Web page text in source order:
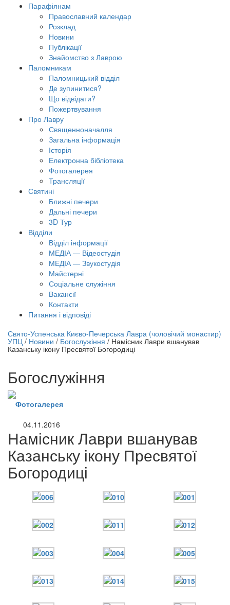
Парафіянам
Православний календар
Розклад
Новини
Публікації
Знайомство з Лаврою
Паломникам
Паломницький відділ
Де зупинитися?
Що відвідати?
Пожертвування
Про Лавру
Священноначалля
Загальна інформація
Історія
Електронна бібліотека
Фотогалерея
Трансляцiї
Святині
Ближні печери
Дальні печери
3D Тур
Відділи
Відділ інформації
МЕДІА — Відеостудія
МЕДІА — Звукостудія
Майстерні
Соціальне служіння
Вакансії
Контакти
Питання і відповіді
трансляція |
12 вересня
трансляції
онлайн трансляції
Веб-камери
Свято-Успенська Києво-Печерська Лавра (чоловічий монастир)
УПЦ / Новини / Богослужіння/ Намісник Лаври вшанував
Казанську ікону Пресвятої Богородиці
Богослужіння
Фотогалерея
04.11.2016
Намісник Лаври вшанував
Казанську ікону Пресвятої
Богородиці